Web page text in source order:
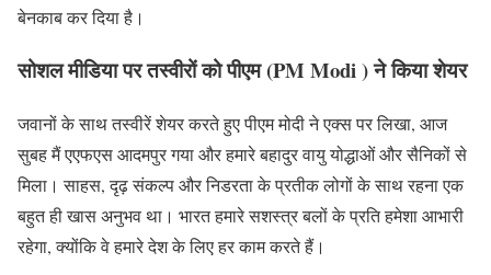
बेनकाब कर दिया है।
सोशल मीडिया पर तस्वीरों को पीएम (PM Modi ) ने किया शेयर
जवानों के साथ तस्वीरें शेयर करते हुए पीएम मोदी ने एक्स पर लिखा, आज
सुबह मैं एएफएस आदमपुर गया और हमारे बहादुर वायु योद्धाओं और सैनिकों से
मिला। साहस, दृढ़ संकल्प और निडरता के प्रतीक लोगों के साथ रहना एक
बहुत ही खास अनुभव था। भारत हमारे सशस्त्र बलों के प्रति हमेशा आभारी
रहेगा, क्योंकि वे हमारे देश के लिए हर काम करते हैं।